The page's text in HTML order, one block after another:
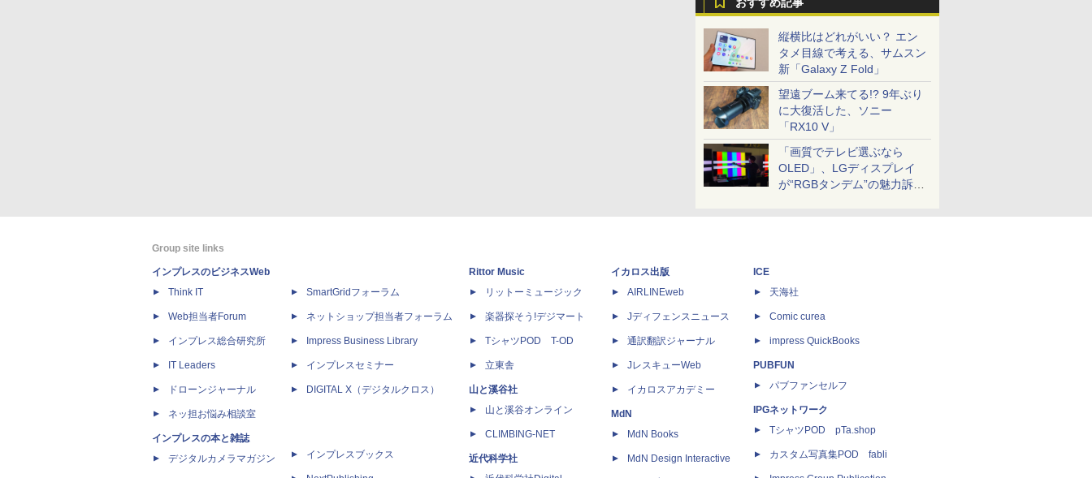
縦横比はどれがいい？ エン
タメ目線で考える、サムスン
新「Galaxy Z Fold」
望遠ブーム来てる!? 9年ぶり
に大復活した、ソニー
「RX10 V」
「画質でテレビ選ぶなら
OLED」、LGディスプレイ
が“RGBタンデム”の魅力訴
Group site links
インプレスのビジネスWeb
Think IT
Web担当者Forum
インプレス総合研究所
IT Leaders
ドローンジャーナル
ネッ担お悩み相談室
インプレスの本と雑誌
デジタルカメラマガジン
SmartGridフォーラム
ネットショップ担当者フォーラム
Impress Business Library
インプレスセミナー
DIGITAL X（デジタルクロス）
インプレスブックス
Rittor Music
リットーミュージック
楽器探そう!デジマート
TシャツPOD T-OD
立東舎
山と溪谷社
山と溪谷オンライン
CLIMBING-NET
近代科学社
イカロス出版
AIRLINEweb
Jディフェンスニュース
通訳翻訳ジャーナル
JレスキューWeb
イカロスアカデミー
MdN
MdN Books
MdN Design Interactive
ICE
天海社
Comic curea
impress QuickBooks
PUBFUN
パブファンセルフ
IPGネットワーク
TシャツPOD pTa.shop
カスタム写真集POD fabli